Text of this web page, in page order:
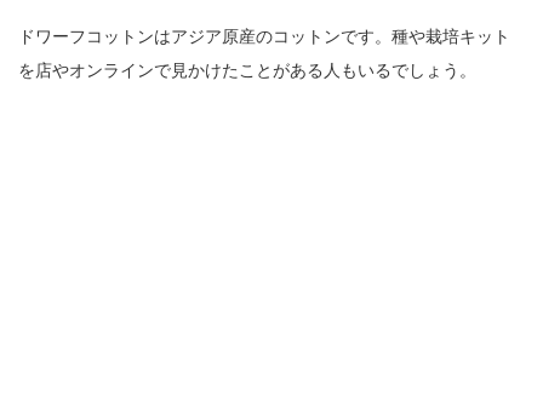
ドワーフコットンはアジア原産のコットンです。種や栽培キット
を店やオンラインで見かけたことがある人もいるでしょう。